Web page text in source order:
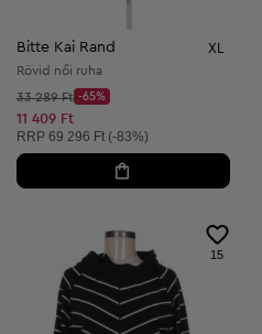
Bitte Kai Rand XL
Rövid női ruha
Kezdő ár:
33 289 Ft
Discount Price:
-65%
Csökkentett ár:
11 409 Ft
Ajánlott ár:
RRP 69 296 Ft (-83%)
15